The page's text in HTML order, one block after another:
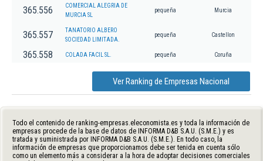
365.556
COMERCIAL ALEGRIA DE
MURCIA SL
pequeña Murcia
365.557
TANATORIO ALBERO
SOCIEDAD LIMITADA.
pequeña Castellon
365.558 COLADA FACIL SL. pequeña Coruña
Ver Ranking de Empresas Nacional
Todo el contenido de ranking-empresas.eleconomista.es y toda la información de
empresas procede de la base de datos de INFORMA D&B S.A.U. (S.M.E.) y es
tratada y suministrada por INFORMA D&B S.A.U. (S.M.E.). En todo caso, la
información de empresas que proporcionamos debe ser tenida en cuenta sólo
como un elemento más a considerar a la hora de adoptar decisiones comerciales